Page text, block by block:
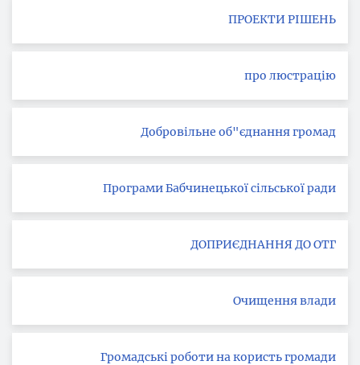
ПРОЕКТИ РІШЕНЬ
про люстрацію
Добровільне об"єднання громад
Програми Бабчинецької сільської ради
ДОПРИЄДНАННЯ ДО ОТГ
Очищення влади
Громадські роботи на користь громади